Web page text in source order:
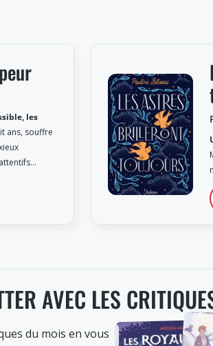
les
ans, souffre
AVEC LES
du mois en vous